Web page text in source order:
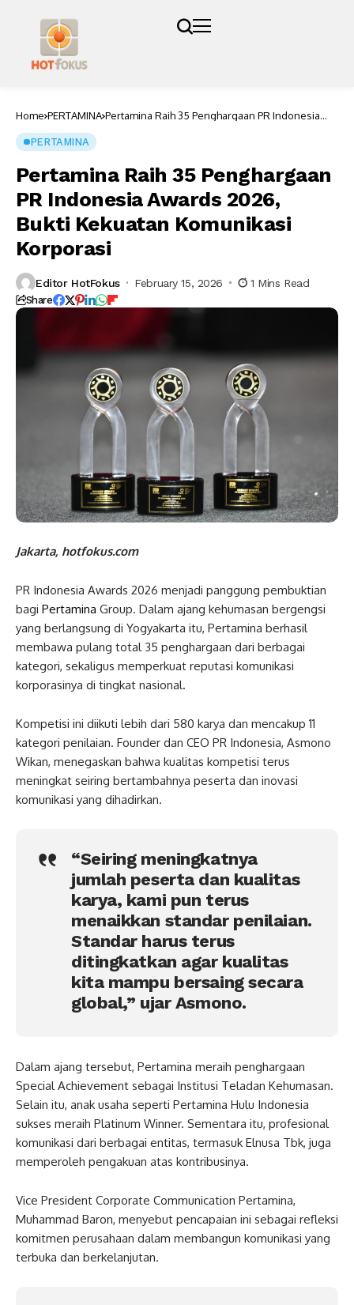
Home PERTAMINA Pertamina Raih 35 Penghargaan PR Indonesia
PERTAMINA
Pertamina Raih 35 Penghargaan
PR Indonesia Awards 2026,
Bukti Kekuatan Komunikasi
Korporasi
Editor HotFokus February 15, 2026 1 Mins Read
Share
Jakarta, hotfokus.com
PR Indonesia Awards 2026 menjadi panggung pembuktian
bagi Pertamina Group. Dalam ajang kehumasan bergengsi
yang berlangsung di Yogyakarta itu, Pertamina berhasil
membawa pulang total 35 penghargaan dari berbagai
kategori, sekaligus memperkuat reputasi komunikasi
korporasinya di tingkat nasional.
Kompetisi ini diikuti lebih dari 580 karya dan mencakup 11
kategori penilaian. Founder dan CEO PR Indonesia, Asmono
Wikan, menegaskan bahwa kualitas kompetisi terus
meningkat seiring bertambahnya peserta dan inovasi
komunikasi yang dihadirkan.
“Seiring meningkatnya
jumlah peserta dan kualitas
karya, kami pun terus
menaikkan standar penilaian.
Standar harus terus
ditingkatkan agar kualitas
kita mampu bersaing secara
global,” ujar Asmono.
Dalam ajang tersebut, Pertamina meraih penghargaan
Special Achievement sebagai Institusi Teladan Kehumasan.
Selain itu, anak usaha seperti Pertamina Hulu Indonesia
sukses meraih Platinum Winner. Sementara itu, profesional
komunikasi dari berbagai entitas, termasuk Elnusa Tbk, juga
memperoleh pengakuan atas kontribusinya.
Vice President Corporate Communication Pertamina,
Muhammad Baron, menyebut pencapaian ini sebagai refleksi
komitmen perusahaan dalam membangun komunikasi yang
terbuka dan berkelanjutan.